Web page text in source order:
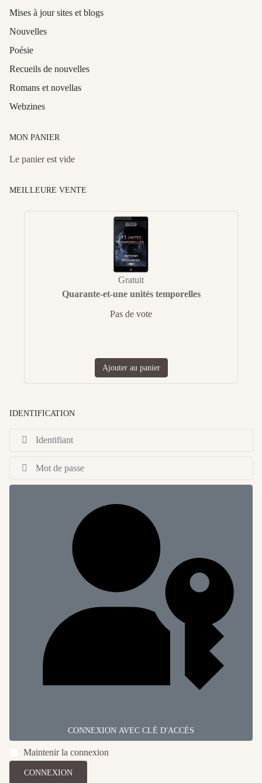
Mises à jour sites et blogs
Nouvelles
Poésie
Recueils de nouvelles
Romans et novellas
Webzines
MON PANIER
Le panier est vide
MEILLEURE VENTE
Gratuit
Quarante-et-une unités temporelles
Pas de vote
Ajouter au panier
IDENTIFICATION
CONNEXION AVEC CLÉ D'ACCÈS
Maintenir la connexion
CONNEXION